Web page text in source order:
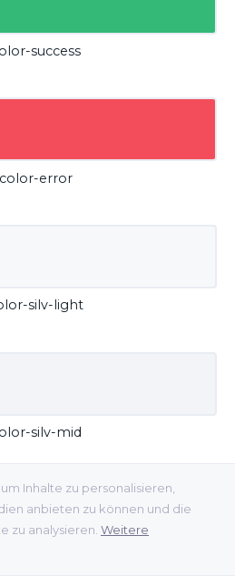
Inhalte zu personalisieren,
anbieten zu können und die
zu analysieren. Weitere
success
error
silv-light
silv-mid